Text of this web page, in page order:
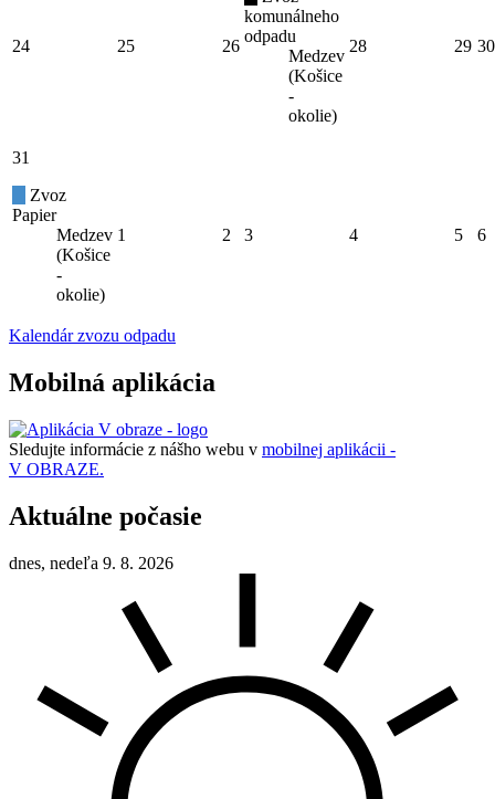
24 25 26
komunálneho
odpadu
Medzev
(Košice
-
okolie)
28 29 30
31
Zvoz
Papier
Medzev
(Košice
-
okolie)
1 2 3 4 5 6
Kalendár zvozu odpadu
Mobilná aplikácia
Sledujte informácie z nášho webu v mobilnej aplikácii -
V OBRAZE.
Aktuálne počasie
dnes, nedeľa 9. 8. 2026